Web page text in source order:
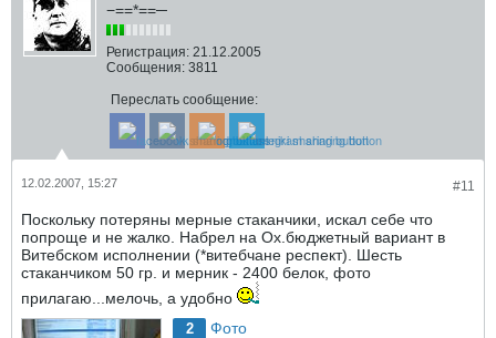
−==*==─
Регистрация: 21.12.2005
Сообщения: 3811
Переслать сообщение:
#11
12.02.2007, 15:27
Поскольку потеряны мерные стаканчики, искал себе что
попроще и не жалко. Набрел на Ох.бюджетный вариант в
Витебском исполнении (*витебчане респект). Шесть
стаканчиком 50 гр. и мерник - 2400 белок, фото
прилагаю...мелочь, а удобно
2 Фото